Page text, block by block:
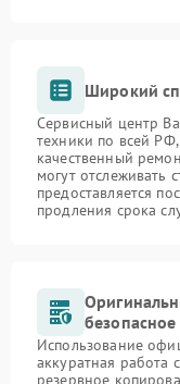
Широкий
Сервисный центр
техники по всей
качественный
могут отслеживать
предоставляется
продления срока
Использование
аккуратная работа
резервное